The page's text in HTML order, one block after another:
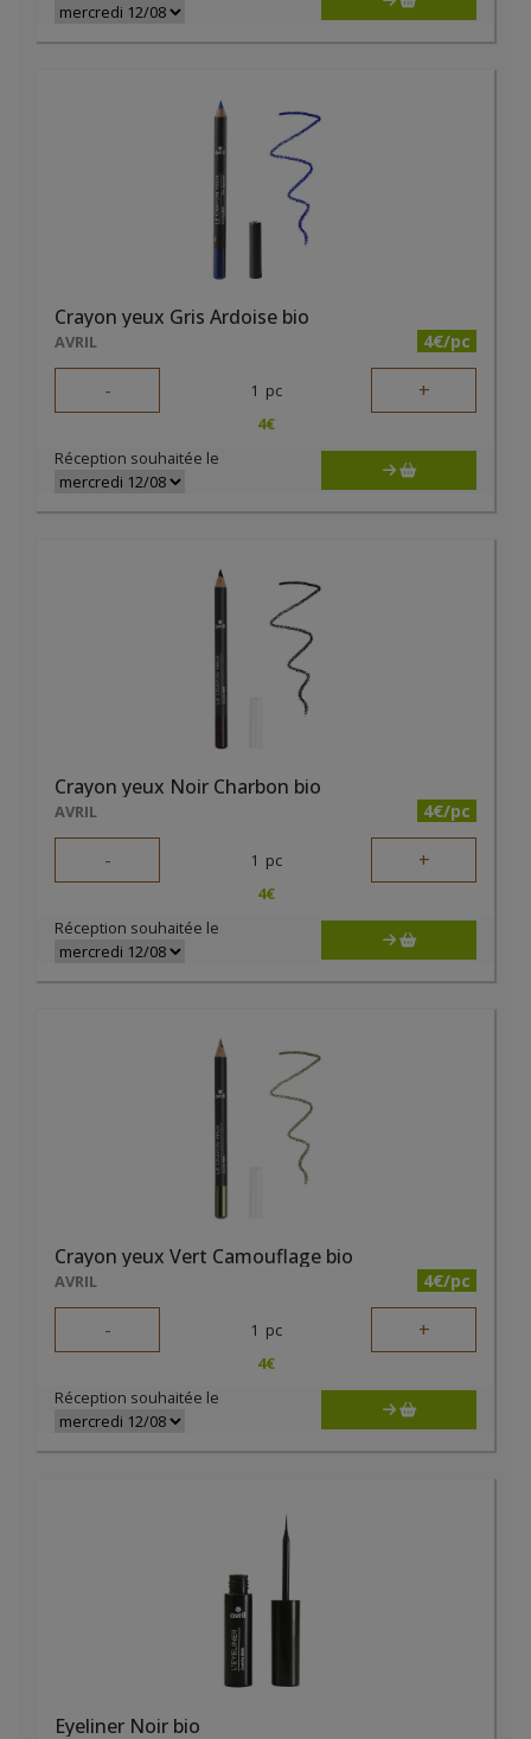
Crayon yeux Gris Ardoise bio
AVRIL 4€/pc
- 1 pc +
4€
Réception souhaitée le
Crayon yeux Noir Charbon bio
AVRIL 4€/pc
- 1 pc +
4€
Réception souhaitée le
Crayon yeux Vert Camouflage bio
AVRIL 4€/pc
- 1 pc +
4€
Réception souhaitée le
Eyeliner Noir bio